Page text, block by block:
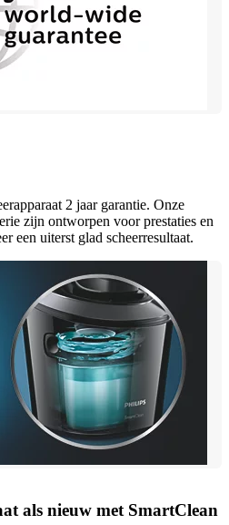
2 jaar garantie. Onze
zijn ontworpen voor prestaties en
een uiterst glad scheerresultaat.
als nieuw met SmartClean